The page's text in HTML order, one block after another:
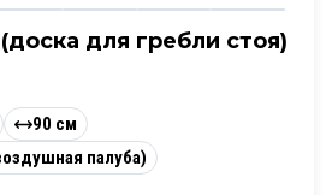
для гребли стоя)
90 см
палуба)